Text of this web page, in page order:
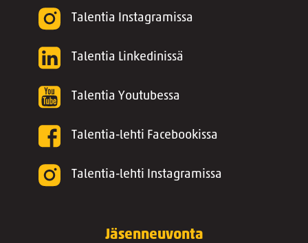
Talentia Instagramissa
Talentia Linkedinissä
Talentia Youtubessa
Talentia-lehti Facebookissa
Talentia-lehti Instagramissa
Jäsenneuvonta